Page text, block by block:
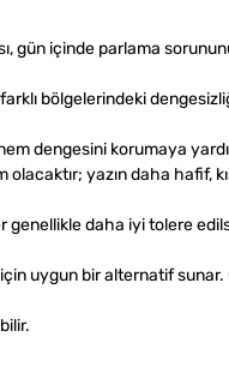
gün içinde parlama
bölgelerindeki
dengesini korumaya
yazın daha hafif,
genellikle daha iyi tolere
uygun bir alternatif